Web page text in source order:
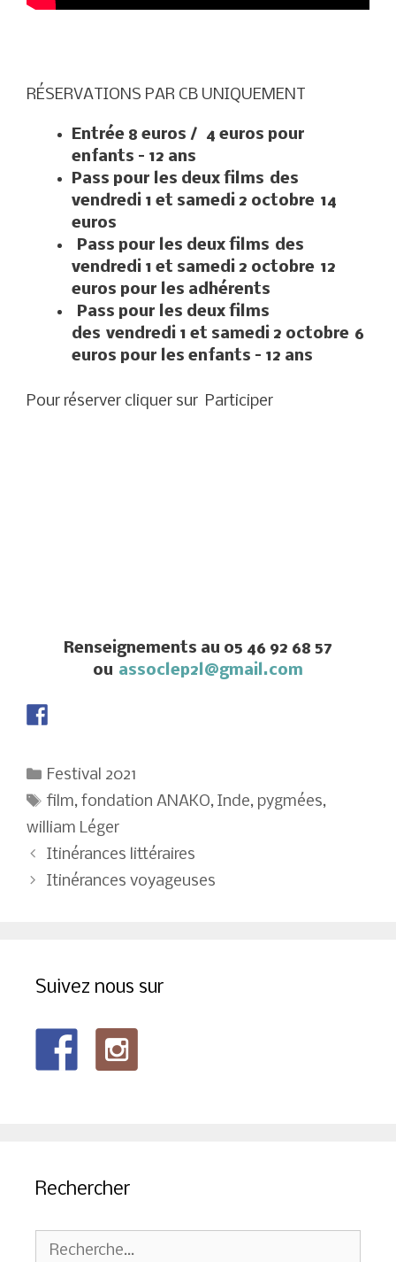
RÉSERVATIONS PAR CB UNIQUEMENT
Entrée 8 euros / 4 euros pour
enfants – 12 ans
Pass pour les deux films des
vendredi 1 et samedi 2 octobre 14
euros
Pass pour les deux films des
vendredi 1 et samedi 2 octobre 12
euros pour les adhérents
Pass pour les deux films
des vendredi 1 et samedi 2 octobre 6
euros pour les enfants – 12 ans
Pour réserver cliquer sur Participer
Renseignements au 05 46 92 68 57
ou assoclep2l@gmail.com
Catégories
Festival 2021
Étiquettes
film,fondation ANAKO,Inde, pygmées,
william Léger
Navigation
des
Itinérances littéraires
Itinérances voyageuses
Suivez nous sur
Rechercher
Rechercher :